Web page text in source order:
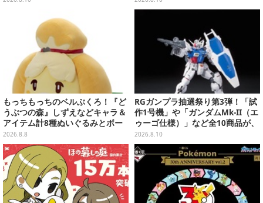
r."など全8種
もっちもっちのベルぶくろ！『ど
うぶつの森』しずえなどキャラ＆
アイテム計8種ぬいぐるみとボー
ルチェーン付きマスコットが発売
2026.8.8
RGガンプラ抽選祭り第3弾！「試
作1号機」や「ガンダムMk-II（エ
ゥーゴ仕様）」など全10商品が、
プレバンで8月17日15時まで受付
実施
2026.8.10